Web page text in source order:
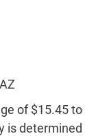
of $15.45 to
is determined